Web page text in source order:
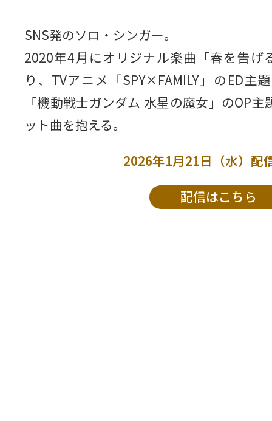
SNS発のソロ・シンガー。
2020年4月にオリジナル楽曲「春を告げ
り、TVアニメ「SPY×FAMILY」のED主
「機動戦士ガンダム 水星の魔女」のOP
ット曲を抱える。
2026年1月21日（水）配
配信はこちら